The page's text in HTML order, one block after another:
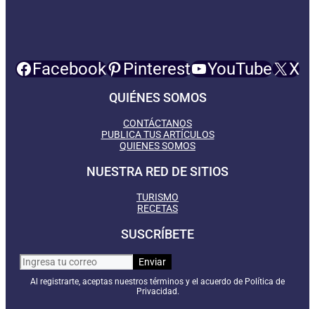
Facebook Pinterest YouTube X
QUIÉNES SOMOS
CONTÁCTANOS
PUBLICA TUS ARTÍCULOS
QUIENES SOMOS
NUESTRA RED DE SITIOS
TURISMO
RECETAS
SUSCRÍBETE
Al registrarte, aceptas nuestros términos y el acuerdo de Política de
Privacidad.